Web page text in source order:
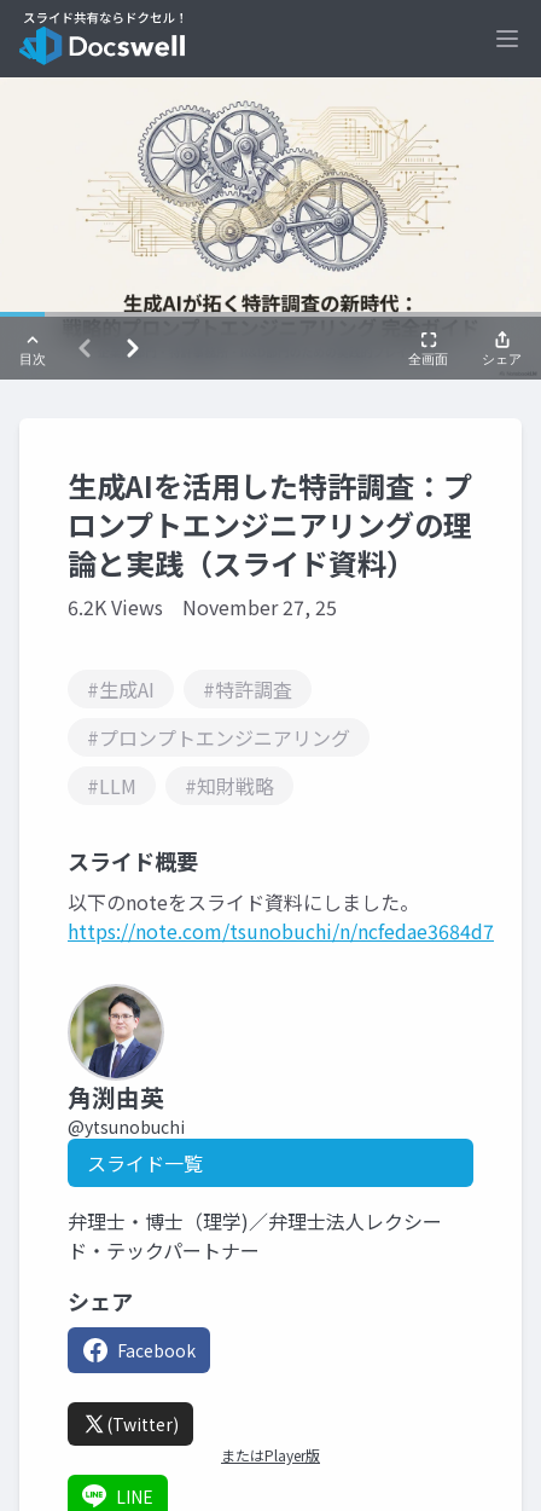
生成AIを活用した特許調査：プ
ロンプトエンジニアリングの理
論と実践（スライド資料）
6.2K Views November 27, 25
#生成AI
#特許調査
#プロンプトエンジニアリング
#LLM
#知財戦略
スライド概要
以下のnoteをスライド資料にしました。
https://note.com/tsunobuchi/n/ncfedae3684d7
角渕由英
@ytsunobuchi
スライド一覧
弁理士・博士（理学)／弁理士法人レクシー
ド・テックパートナー
シェア
Facebook
(Twitter)
またはPlayer版
LINE